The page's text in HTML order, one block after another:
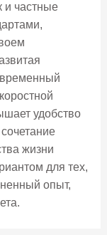
и частные
удобство
жизни
для тех,
опыт,